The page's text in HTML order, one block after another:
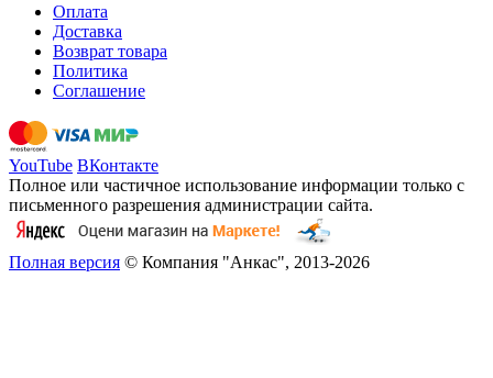
Оплата
Доставка
Возврат товара
Политика
Соглашение
YouTube ВКонтакте
Полное или частичное использование информации только с
письменного разрешения администрации сайта.
Полная версия © Компания "Анкас", 2013-2026